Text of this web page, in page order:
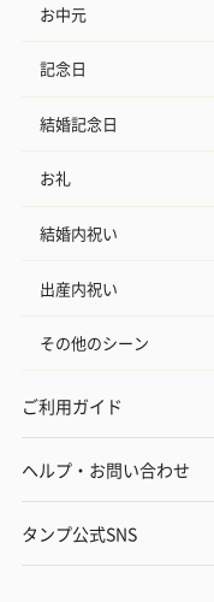
お中元
記念日
結婚記念日
お礼
結婚内祝い
出産内祝い
その他のシーン
ご利用ガイド
ヘルプ・お問い合わせ
タンプ公式SNS